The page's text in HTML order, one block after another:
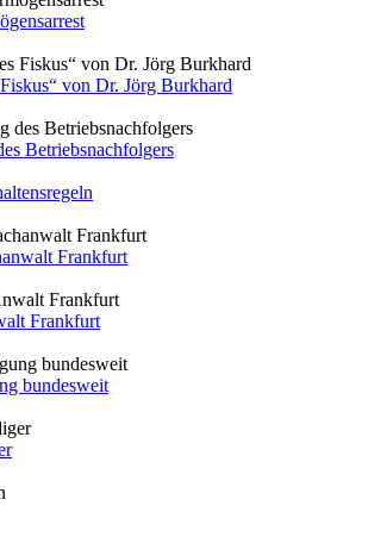
von Dr. Jörg Burkhard
Betriebsnachfolgers
Frankfurt
Frankfurt
bundesweit